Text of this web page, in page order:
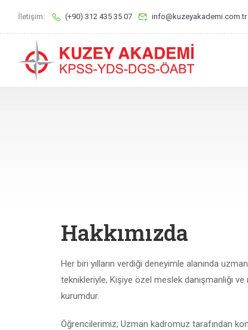
İletişim: (+90) 312 435 35 07 info@kuzeyakademi.com.tr
Hakkımızda
Her biri yılların verdiği deneyimle alanında
teknikleriyle, Kişiye özel meslek danışmanlığı
kurumdur.
Öğrencilerimiz; Uzman kadromuz tarafından